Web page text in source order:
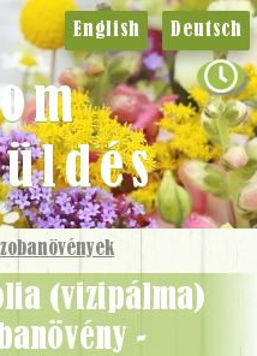
(vizipálma)
-
English Deutsch